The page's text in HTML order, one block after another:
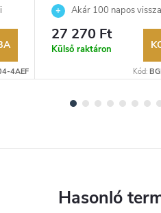
4AEF
karóraAkár 100 napos
lehetőség. Hivatalos
27 270 Ft
Külső raktáron
Kód: